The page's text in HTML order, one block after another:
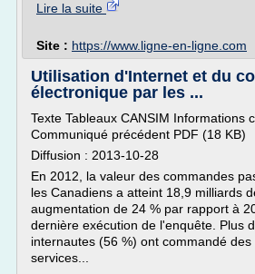
Lire la suite
Site : https://www.ligne-en-ligne.com
Utilisation d'Internet et du
électronique par les ...
Texte Tableaux CANSIM Informations
Communiqué précédent PDF (18 KB)
Diffusion : 2013-10-28
En 2012, la valeur des commandes
les Canadiens a atteint 18,9 milliards
augmentation de 24 % par rapport à
dernière exécution de l'enquête. Plus
internautes (56 %) ont commandé
services...